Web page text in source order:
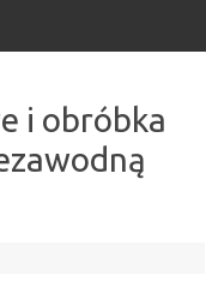
i obróbka